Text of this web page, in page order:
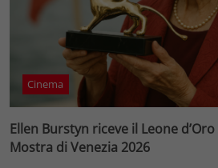
Cinema
Ellen Burstyn riceve il Leone
Mostra di Venezia 2026